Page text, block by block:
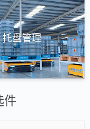
托盘管理
件